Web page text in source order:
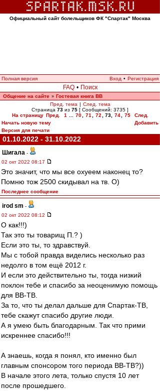
Официальный сайт болельщиков ФК "Спартак" Москва
Полная версия Вход • Регистрация
FAQ • Поиск
Общение на сайте » Гостевая книга ВВ
Пред. тема | След. тема
Страница 73 из 75 [ Сообщений: 3735 ]
На страницу Пред. 1 70 71 72 73, 74 75
След.
Начать новую тему
Добавить
Версия для печати
01.10.2022 - 31.10.2022
Шигала -
02 окт 2022 08:17
Это значит, что мы все охуеем наконец то?
Помню тож 2500 скидывал на тв. О)
Последнее сообщение
irod sm -
02 окт 2022 08:12
О как!!!)
Так это ты товарищ П.? )
Если это ты, то здравствуй.
Мы с тобой правда виделись несколько раз
недолго в том ещё 2012 г.
И если это действительно ты, тогда низкий
поклон тебе и спасибо за неоценимую помощь
для ВВ-ТВ.
За то, что ты делал дальше для Спартак-ТВ,
тебе скажут спасибо другие люди.
А я умею быть благодарным. Так что прими
искреннее спасибо!!!
А знаешь, когда я понял, кто именно был
главным спонсором того периода ВВ-ТВ?))
В начале этого лета, только спустя 10 лет
после прошедшего.